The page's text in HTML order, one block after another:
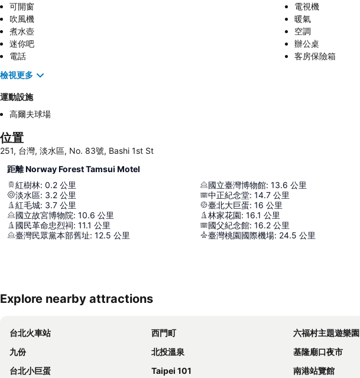
可開窗
電視機
吹風機
暖氣
煮水壺
空調
迷你吧
辦公桌
電話
客房保險箱
檢視更多
運動設施
高爾夫球場
位置
251, 台灣, 淡水區, No. 83號, Bashi 1st St
距離 Norway Forest Tamsui Motel
紅樹林: 0.2 公里
淡水區: 3.2 公里
紅毛城: 3.7 公里
國立故宮博物院: 10.6 公里
國民革命忠烈祠: 11.1 公里
臺灣民眾黨本部舊址: 12.5 公里
國立臺灣博物館: 13.6 公里
中正紀念堂: 14.7 公里
臺北大巨蛋: 16 公里
林家花園: 16.1 公里
國父紀念館: 16.2 公里
臺灣桃園國際機場: 24.5 公里
Explore nearby attractions
台北火車站 西門町 六福村主題遊樂園
九份
北投溫泉 基隆廟口夜市
台北小巨蛋
Taipei 101 南港站覽館